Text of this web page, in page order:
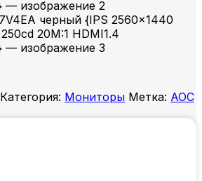
Категория: Мониторы Метка: AOC